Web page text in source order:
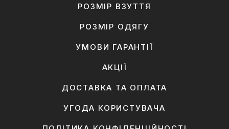
РОЗМІР ВЗУТТЯ
РОЗМІР ОДЯГУ
УМОВИ ГАРАНТІЇ
АКЦІЇ
ДОСТАВКА ТА ОПЛАТА
УГОДА КОРИСТУВАЧА